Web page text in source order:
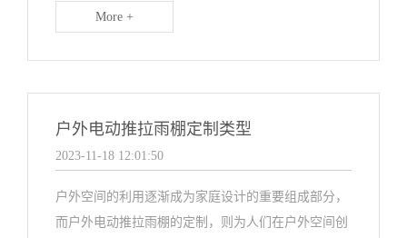
More +
户外电动推拉雨棚定制类型
2023-11-18 12:01:50
户外空间的利用逐渐成为家庭设计的重要组成部分，
而户外电动推拉雨棚的定制，则为人们在户外空间创